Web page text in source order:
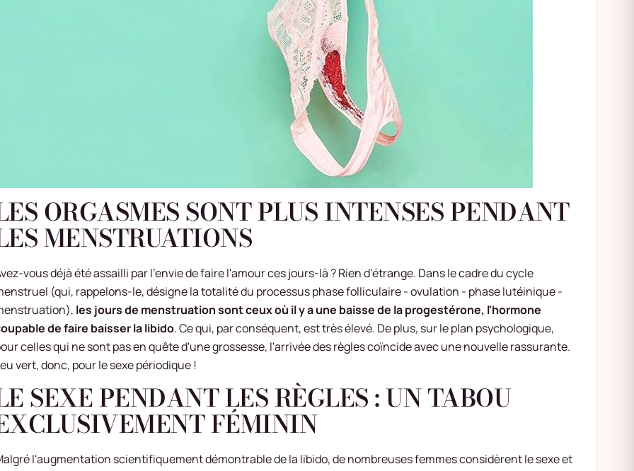
ORGASMES SONT PLUS INTENSES PENDANT
MENSTRUATIONS
vous déjà été assailli par l'envie de faire l'amour ces jours-là ? Rien d'étrange. Dans le cadre du cycle
(qui, rappelons-le, désigne la totalité du processus phase folliculaire - ovulation - phase lutéinique -
les jours de menstruation sont ceux où il y a une baisse de la progestérone, l'hormone
de faire baisser la libido. Ce qui, par conséquent, est très élevé. De plus, sur le plan psychologique,
celles qui ne sont pas en quête d'une grossesse, l'arrivée des règles coïncide avec une nouvelle rassurante.
vert, donc, pour le sexe périodique !
SEXE PENDANT LES RÈGLES : UN TABOU
FÉMININ
l'augmentation scientifiquement démontrable de la libido, de nombreuses femmes considèrent le sexe et